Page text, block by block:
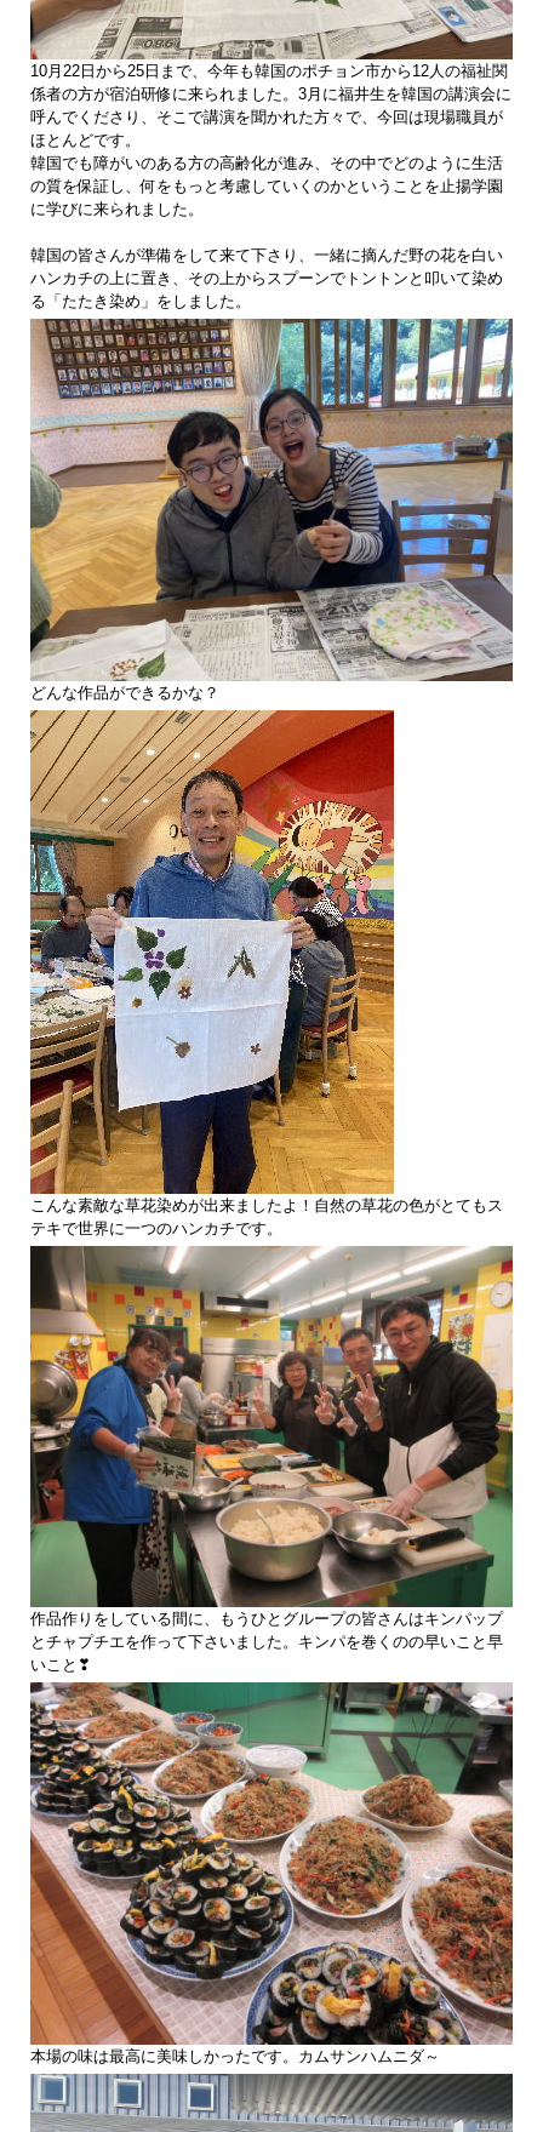
10月22日から25日まで、今年も韓国のポチョン市から12人の福祉関
係者の方が宿泊研修に来られました。3月に福井生を韓国の講演会に
呼んでくださり、そこで講演を聞かれた方々で、今回は現場職員が
ほとんどです。
韓国でも障がいのある方の高齢化が進み、その中でどのように生活
の質を保証し、何をもっと考慮していくのかということを止揚学園
に学びに来られました。
韓国の皆さんが準備をして来て下さり、一緒に摘んだ野の花を白い
ハンカチの上に置き、その上からスプーンでトントンと叩いて染め
る「たたき染め」をしました。
どんな作品ができるかな？
こんな素敵な草花染めが出来ましたよ！自然の草花の色がとてもス
テキで世界に一つのハンカチです。
作品作りをしている間に、もうひとグループの皆さんはキンパップ
とチャプチエを作って下さいました。キンパを巻くのの早いこと早
いこと❣
本場の味は最高に美味しかったです。カムサンハムニダ～